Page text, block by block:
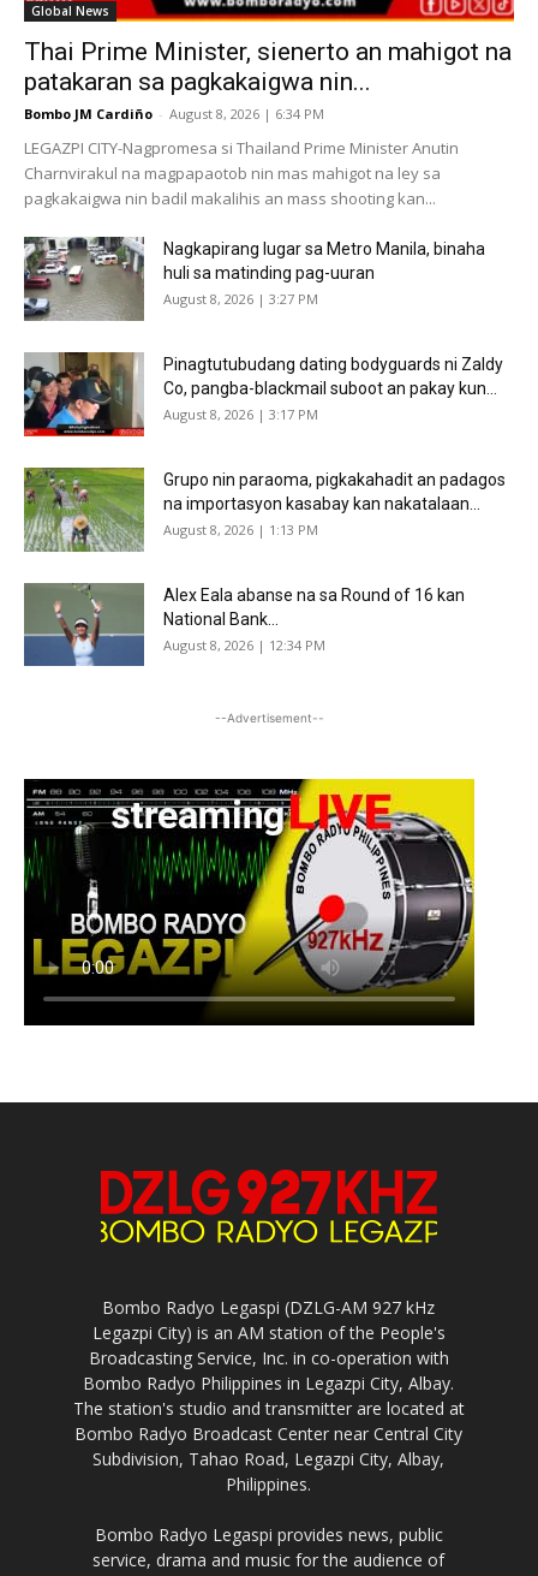
Global News
Thai Prime Minister, sienerto an mahigot na
patakaran sa pagkakaigwa nin...
Bombo JM Cardiño - August 8, 2026 | 6:34 PM
LEGAZPI CITY-Nagpromesa si Thailand Prime Minister Anutin
Charnvirakul na magpapaotob nin mas mahigot na ley sa
pagkakaigwa nin badil makalihis an mass shooting kan...
Nagkapirang lugar sa Metro Manila, binaha
huli sa matinding pag-uuran
August 8, 2026 | 3:27 PM
Pinagtutubudang dating bodyguards ni Zaldy
Co, pangba-blackmail suboot an pakay kun...
August 8, 2026 | 3:17 PM
Grupo nin paraoma, pigkakahadit an padagos
na importasyon kasabay kan nakatalaan...
August 8, 2026 | 1:13 PM
Alex Eala abanse na sa Round of 16 kan
National Bank...
August 8, 2026 | 12:34 PM
--Advertisement--
Bombo Radyo Legaspi (DZLG-AM 927 kHz
Legazpi City) is an AM station of the People's
Broadcasting Service, Inc. in co-operation with
Bombo Radyo Philippines in Legazpi City, Albay.
The station's studio and transmitter are located at
Bombo Radyo Broadcast Center near Central City
Subdivision, Tahao Road, Legazpi City, Albay,
Philippines.
Bombo Radyo Legaspi provides news, public
service, drama and music for the audience of